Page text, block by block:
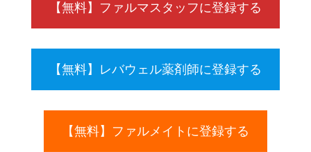
【無料】ファルマスタッフに登録する
【無料】レバウェル薬剤師に登録する
【無料】ファルメイトに登録する